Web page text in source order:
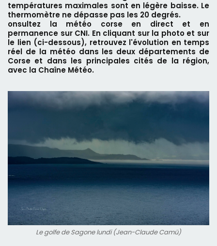
températures maximales sont en légère baisse. Le
thermomètre ne dépasse pas les 20 degrés.
onsultez la météo corse en direct et en
permanence sur CNI. En cliquant sur la photo et sur
le lien (ci-dessous), retrouvez l'évolution en temps
réel de la météo dans les deux départements de
Corse et dans les principales cités de la région,
avec la Chaîne Météo.
Le golfe de Sagone lundi (Jean-Claude Camü)